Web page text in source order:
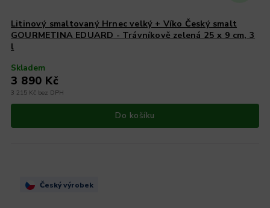
Litinový smaltovaný Hrnec velký + Víko Český smalt
GOURMETINA EDUARD - Trávníkově zelená 25 x 9 cm, 3
l
Skladem
3 215 Kč bez DPH
3 890 Kč
Do košíku
Český výrobek